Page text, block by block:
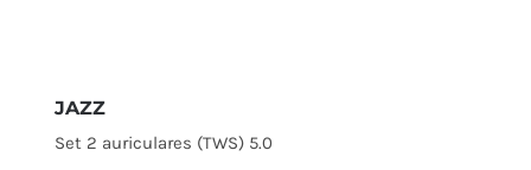
JAZZ
Set 2 auriculares (TWS) 5.0